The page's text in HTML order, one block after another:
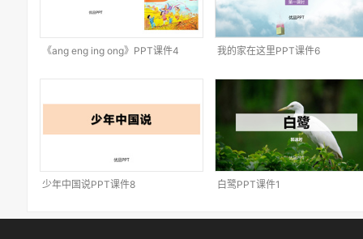
《ang eng ing ong》PPT课件4 我的家在这里PPT课件6
少年中国说PPT课件8 白鹭PPT课件1